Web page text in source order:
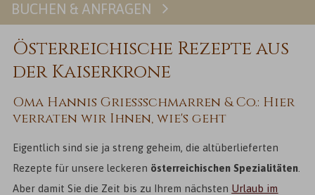
BUCHEN & ANFRAGEN
Österreichische Rezepte aus
der Kaiserkrone
Oma Hannis Grießschmarren & Co.: Hier
verraten wir Ihnen, wie's geht
Eigentlich sind sie ja streng geheim, die altüberlieferten
Rezepte für unsere leckeren österreichischen Spezialitäten
Aber damit Sie die Zeit bis zu Ihrem nächsten Urlaub im